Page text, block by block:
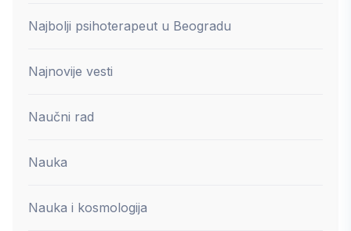
Najbolji psihoterapeut u Beogradu
Najnovije vesti
Naučni rad
Nauka
Nauka i kosmologija